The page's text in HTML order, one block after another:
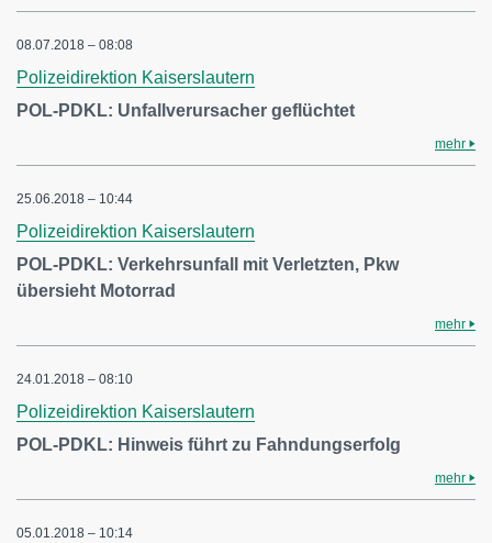
08.07.2018 – 08:08
Polizeidirektion Kaiserslautern
POL-PDKL: Unfallverursacher geflüchtet
mehr
25.06.2018 – 10:44
Polizeidirektion Kaiserslautern
POL-PDKL: Verkehrsunfall mit Verletzten, Pkw
übersieht Motorrad
mehr
24.01.2018 – 08:10
Polizeidirektion Kaiserslautern
POL-PDKL: Hinweis führt zu Fahndungserfolg
mehr
05.01.2018 – 10:14